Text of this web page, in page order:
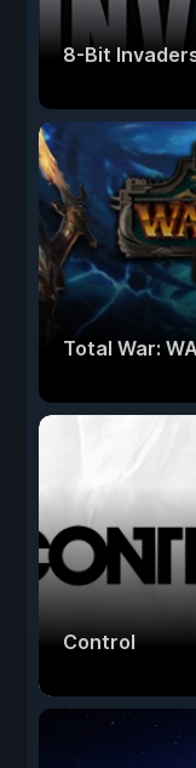
8-Bit
Total War:
Control